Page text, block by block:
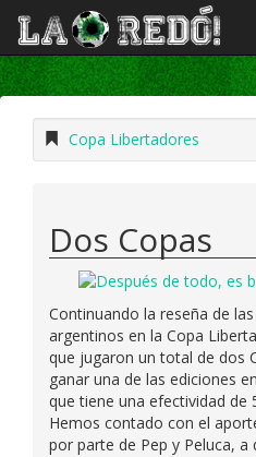
Copa Libertadores
Dos Copas
Continuando la reseña de
argentinos en la Copa
que jugaron un total de dos
ganar una de las ediciones
que tiene una efectividad de
Hemos contado con el
por parte de Pep y Peluca, a